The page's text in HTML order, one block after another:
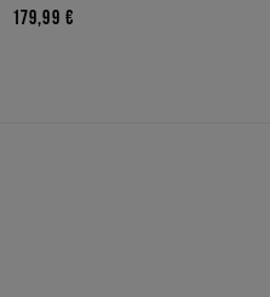
179,99 €